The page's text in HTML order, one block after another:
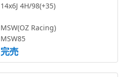
14x6J 4H/98(+35)
MSW(OZ Racing)
MSW85
完売